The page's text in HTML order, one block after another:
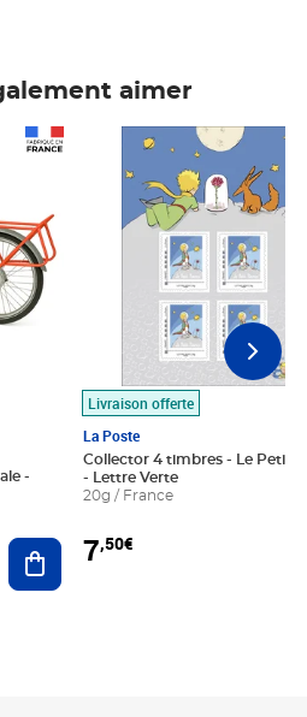
aimer
Ajouter au panier
Livraison offerte
La Poste
Collector 4 timbres - Le Petit
- Lettre Verte
20g / France
7,50€
Prix 7,50€